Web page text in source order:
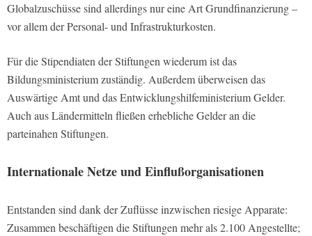
Globalzuschüsse sind allerdings nur eine Art Grundfinanzierung –
vor allem der Personal- und Infrastrukturkosten.
Für die Stipendiaten der Stiftungen wiederum ist das
Bildungsministerium zuständig. Außerdem überweisen das
Auswärtige Amt und das Entwicklungshilfeministerium Gelder.
Auch aus Ländermitteln fließen erhebliche Gelder an die
parteinahen Stiftungen.
Internationale Netze und Einflußorganisationen
Entstanden sind dank der Zuflüsse inzwischen riesige Apparate:
Zusammen beschäftigen die Stiftungen mehr als 2.100 Angestellte;